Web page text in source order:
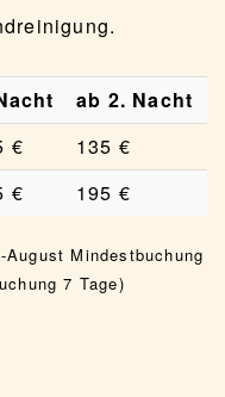
ab 2. Nacht
€
135 €
€ 195 €
Mindestbuchung
7 Tage)